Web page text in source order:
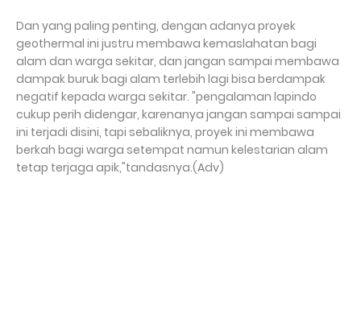
Dan yang paling penting, dengan adanya proyek
geothermal ini justru membawa kemaslahatan bagi
alam dan warga sekitar, dan jangan sampai membawa
dampak buruk bagi alam terlebih lagi bisa berdampak
negatif kepada warga sekitar. "pengalaman lapindo
cukup perih didengar, karenanya jangan sampai sampai
ini terjadi disini, tapi sebaliknya, proyek ini membawa
berkah bagi warga setempat namun kelestarian alam
tetap terjaga apik,"tandasnya.(Adv)